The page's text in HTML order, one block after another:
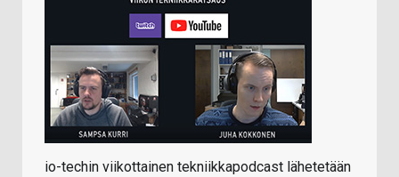
io-techin viikottainen tekniikkapodcast lähetetään